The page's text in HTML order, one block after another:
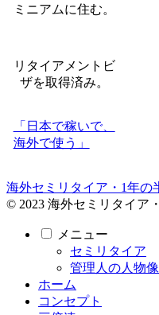
ミニアムに住む。
リタイアメントビ
ザを取得済み。
「日本で稼いで、
海外で使う」
海外セミリタイア・1年の
© 2023 海外セミリタイア
メニュー
セミリタイア
管理人の人物像
ホーム
コンセプト